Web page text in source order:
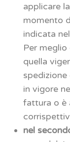
applicare
momento
indicata
Per meglio
quella
spedizione
in vigore
fattura o è
nel